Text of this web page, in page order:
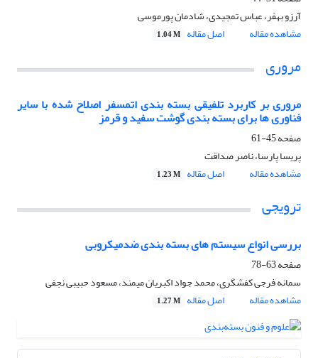
آرزو بهفر، عباس تمجیدی، شادمان پورموسی
مشاهده مقاله
اصل مقاله 1.04 M
مروری
مروری بر کاربرد تلفیقی بسته بندی اتمسفر اصلاح شده با سایر
فناوری ها برای بسته بندی گوشت سفید و قرمز
صفحه45-61
پریسا پارسا، ناصر صداقت
مشاهده مقاله
اصل مقاله 1.23 M
ترویجی
بررسی انواع سیستم های بسته بندی ضدمیکروبی
صفحه63-78
سمانه فرجی کفشگری، محمد جواد اکبریان میمند، مسعود حبیبی نجفی
مشاهده مقاله
اصل مقاله 1.27 M